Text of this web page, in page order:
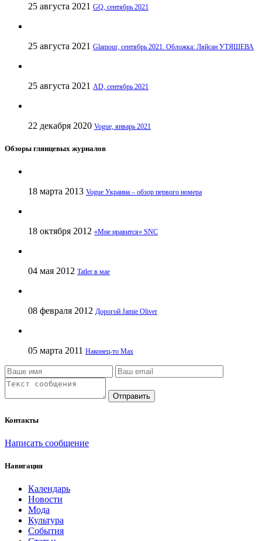
25 августа 2021 GQ, сентябрь 2021
25 августа 2021 Glamour, сентябрь 2021. Обложка: Ляйсан УТЯШЕВА
25 августа 2021 AD, сентябрь 2021
22 декабря 2020 Vogue, январь 2021
Обзоры глянцевых журналов
18 марта 2013 Vogue Украина – обзор первого номера
18 октября 2012 «Мне нравится» SNC
04 мая 2012 Tatler в мае
08 февраля 2012 Дорогой Jamie Oliver
05 марта 2011 Наконец-то Max
Отправить
Контакты
Написать сообщение
Навигация
Календарь
Новости
Мода
Культура
События